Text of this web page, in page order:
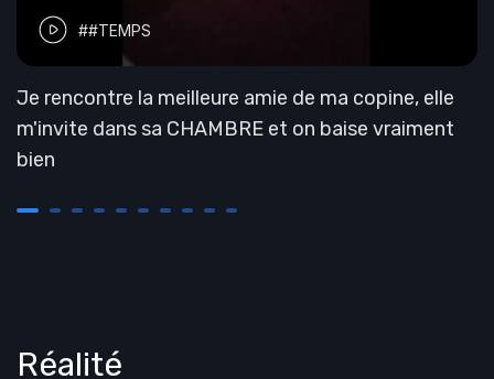
##TEMPS
Je rencontre la meilleure amie de ma copine, elle
m'invite dans sa CHAMBRE et on baise vraiment
bien
Réalité